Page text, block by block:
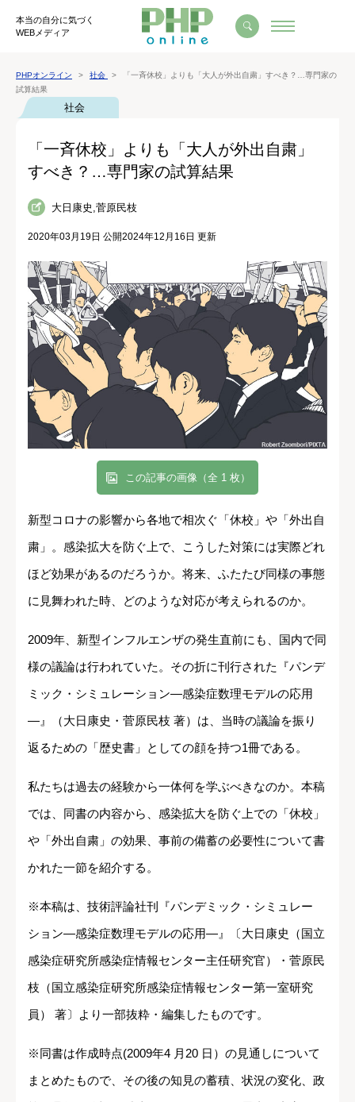
本当の自分に気づく
WEBメディア
PHPオンライン 社会
「一斉休校」よりも「大人が外出自粛」すべき？…専門家の
試算結果
社会
「一斉休校」よりも「大人が外出自粛」
すべき？…専門家の試算結果
大日康史,菅原民枝
2020年03月19日 公開2024年12月16日 更新
この記事の画像（全 1 枚）
新型コロナの影響から各地で相次ぐ「休校」や「外出自
粛」。感染拡大を防ぐ上で、こうした対策には実際どれ
ほど効果があるのだろうか。将来、ふたたび同様の事態
に見舞われた時、どのような対応が考えられるのか。
2009年、新型インフルエンザの発生直前にも、国内で同
様の議論は行われていた。その折に刊行された『パンデ
ミック・シミュレーション―感染症数理モデルの応用
―』（大日康史・菅原民枝 著）は、当時の議論を振り
返るための「歴史書」としての顔を持つ1冊である。
私たちは過去の経験から一体何を学ぶべきなのか。本稿
では、同書の内容から、感染拡大を防ぐ上での「休校」
や「外出自粛」の効果、事前の備蓄の必要性について書
かれた一節を紹介する。
※本稿は、技術評論社刊『パンデミック・シミュレー
ション―感染症数理モデルの応用―』〔大日康史（国立
感染症研究所感染症情報センター主任研究官）・菅原民
枝（国立感染症研究所感染症情報センター第一室研究
員） 著〕より一部抜粋・編集したものです。
※同書は作成時点(2009年4 月20 日）の見通しについて
まとめたもので、その後の知見の蓄積、状況の変化、政